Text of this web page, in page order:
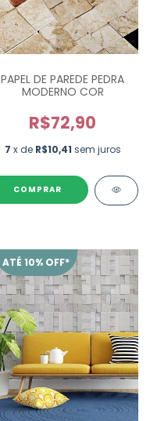
PAPEL DE PAREDE PEDRA
MODERNO COR
R$72,90
7 x de R$10,41 sem juros
ATÉ 10% OFF*